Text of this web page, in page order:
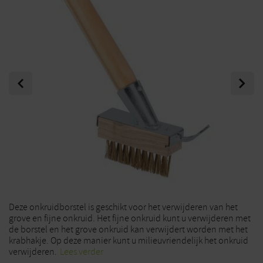
Previous Next
Deze onkruidborstel is geschikt voor het verwijderen van het
grove en fijne onkruid. Het fijne onkruid kunt u verwijderen met
de borstel en het grove onkruid kan verwijdert worden met het
krabhakje. Op deze manier kunt u milieuvriendelijk het onkruid
verwijderen. Lees verder